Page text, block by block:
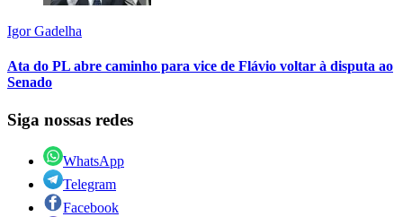
Igor Gadelha
Ata do PL abre caminho para vice de Flávio voltar à disputa ao
Senado
Siga nossas redes
WhatsApp
Telegram
Facebook